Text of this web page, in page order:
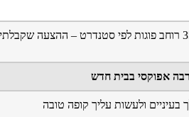
אפוקסי בבית חדש